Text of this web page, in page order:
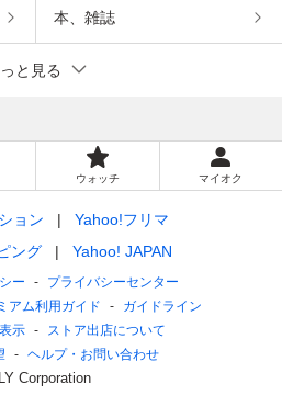
本、雑誌
と見る
ウォッチ マイオク
ョン
Yahoo!フリマ
ング
Yahoo! JAPAN
ー
プライバシーセンター
アム利用ガイド
ガイドライン
示
ストア出店について
ヘルプ・お問い合わせ
Corporation